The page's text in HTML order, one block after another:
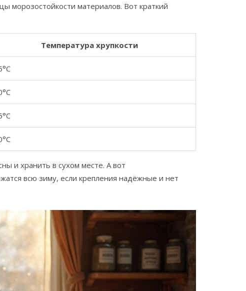
морозостойкости материалов. Вот краткий
Температура хрупкости
и хранить в сухом месте. А вот
всю зиму, если крепления надёжные и нет